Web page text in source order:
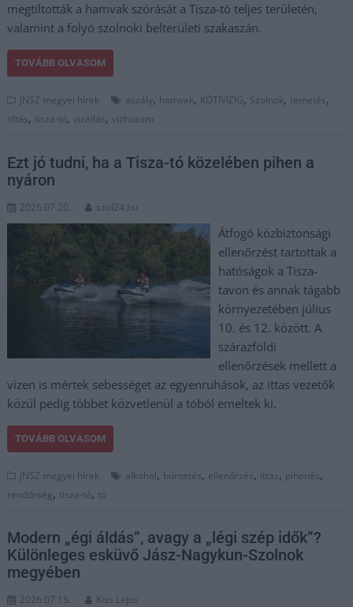
megtiltották a hamvak szórását a Tisza-tó teljes területén,
valamint a folyó szolnoki belterületi szakaszán.
TOVÁBB OLVASOM
JNSZ megyei hírek aszály, hamvak, KÖTIVIZIG, Szolnok, temetés,
tiltás, tisza-tó,vizállás,vízhozam
Ezt jó tudni, ha a Tisza-tó közelében pihen a
nyáron
2026.07.20. szol24.hu
Átfogó közbiztonsági
ellenőrzést tartottak a
hatóságok a Tisza-
tavon és annak tágabb
környezetében július
10. és 12. között. A
szárazföldi
ellenőrzések mellett a
vízen is mértek sebességet az egyenruhások, az ittas vezetők
közül pedig többet közvetlenül a tóból emeltek ki.
TOVÁBB OLVASOM
JNSZ megyei hírek alkohol, büntetés, ellenőrzés, ittas, pihenés,
rendőrség, tisza-tó, tó
Modern „égi áldás”, avagy a „légi szép idők”?
Különleges esküvő Jász-Nagykun-Szolnok
megyében
2026.07.15. Kiss Lajos